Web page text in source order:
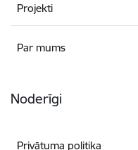
Projekti
Par mums
Noderīgi
Privātuma politika